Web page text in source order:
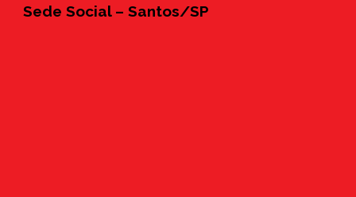
Sede Social – Santos/SP